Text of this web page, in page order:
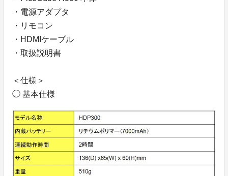
・電源アダプタ
・リモコン
・HDMIケーブル
・取扱説明書
＜仕様＞
◯ 基本仕様